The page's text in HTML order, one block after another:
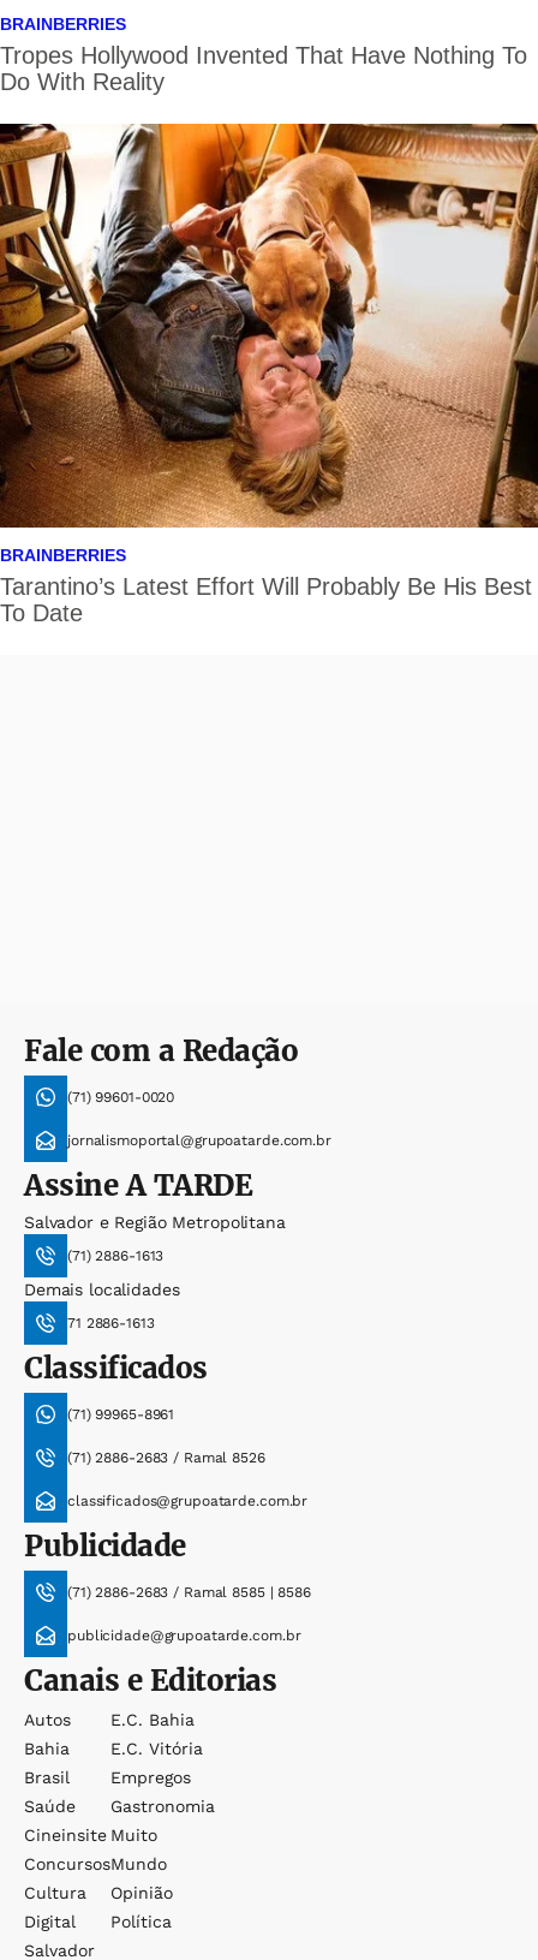
Fale com a Redação
(71) 99601-0020
jornalismoportal@grupoatarde.com.br
AssineA TARDE
Salvador e Região Metropolitana
(71) 2886-1613
Demais localidades
71 2886-1613
Classificados
(71) 99965-8961
(71) 2886-2683 / Ramal 8526
classificados@grupoatarde.com.br
Publicidade
(71) 2886-2683 / Ramal 8585 | 8586
publicidade@grupoatarde.com.br
Canais e Editorias
Autos
Bahia
Brasil
Saúde
Cineinsite
Concursos
Cultura
Digital
Salvador
E.c. Bahia
E.c. Vitória
Empregos
Gastronomia
Muito
Mundo
Opinião
Política